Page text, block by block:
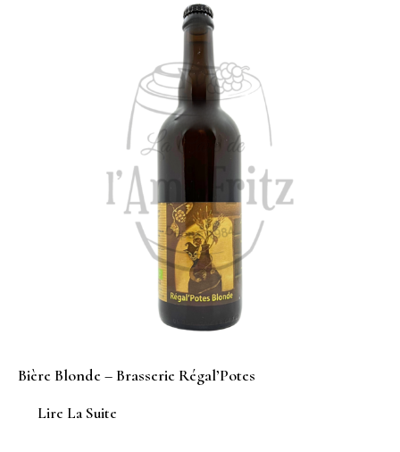
Bière Blonde – Brasserie Régal’Potes
Lire La Suite